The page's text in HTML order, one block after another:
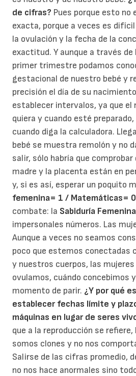
de cifras? Pues porque esto no
exacta, porque a veces es
la ovulación y la fecha de la
exactitud. Y aunque a través
primer trimestre podamos
gestacional de nuestro bebé y
precisión el día de su
establecer intervalos, ya que el
quiera y cuando esté
cuando diga la calculadora.
bebé se muestra remolón y no
salir, sólo habría que
madre y la placenta están en
y, si es así, esperar un poquito
femenina= 1 / Matemáticas= 0
combate: la Sabiduría Femenina
impersonales números. Las
Aunque a veces no seamos
poco que estemos conectadas
y nuestros cuerpos, las
ovulamos, cuándo concebimos
momento de parir. ¿Y por qué
establecer fechas límite y
máquinas en lugar de seres
que a la reproducción se
somos clones y no nos
Salirse de las cifras promedio,
no nos hace anormales sino